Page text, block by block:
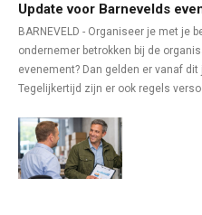
Update voor Barnevelds
BARNEVELD - Organiseer je met je
ondernemer betrokken bij de
evenement? Dan gelden er vanaf
Tegelijkertijd zijn er ook regels